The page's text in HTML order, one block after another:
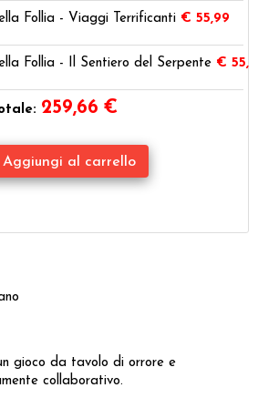
Follia - Viaggi Terrificanti € 55,99
Follia - Il Sentiero del Serpente €
259,66 €
gioco da tavolo di orrore e
collaborativo.